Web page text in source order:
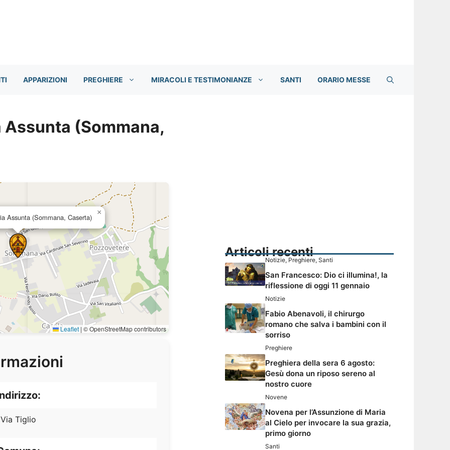
APPARIZIONI PREGHIERE MIRACOLI E TESTIMONIANZE SANTI ORARIO MESSE
(Sommana,
Assunta (Sommana, Caserta)
×
Leaflet | © OpenStreetMap contributors
Via Tiglio
Articoli recenti
Notizie, Preghiere, Santi
San Francesco: Dio ci illumina!, la
riflessione di oggi 11 gennaio
Notizie
Fabio Abenavoli, il chirurgo
romano che salva i bambini con il
sorriso
Preghiere
Preghiera della sera 6 agosto:
Gesù dona un riposo sereno al
nostro cuore
Novene
Novena per l’Assunzione di Maria
al Cielo per invocare la sua grazia,
primo giorno
Santi